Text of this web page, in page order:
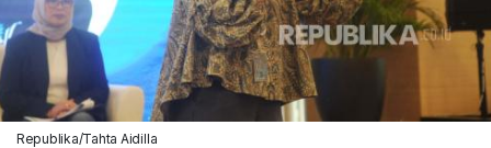
Republika/Tahta Aidilla